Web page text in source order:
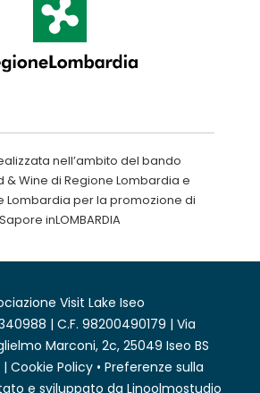
nell’ambito del bando
& Wine di Regione Lombardia e
Lombardia per la promozione di
Sapore inLOMBARDIA
Visit Lake Iseo
| C.F. 98200490179 | Via
Marconi, 2c, 25049 Iseo BS
| Cookie Policy • Preferenze sulla
e sviluppato da Linoolmostudio